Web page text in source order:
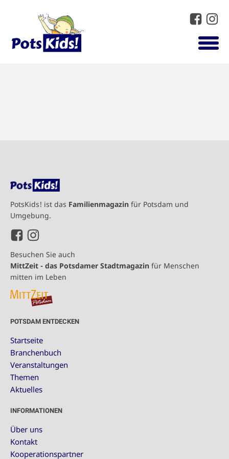
PotsKids! ist das Familienmagazin für Potsdam und
Umgebung.
Besuchen Sie auch
MittZeit - das Potsdamer Stadtmagazin für Menschen
mitten im Leben
POTSDAM ENTDECKEN
Startseite
Branchenbuch
Veranstaltungen
Themen
Aktuelles
INFORMATIONEN
Über uns
Kontakt
Kooperationspartner